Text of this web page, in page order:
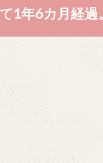
1年6カ月経